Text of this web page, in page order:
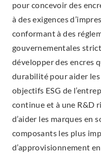
pour concevoir des
à des exigences
conformant à des
gouvernementales
développer des encres
durabilité pour aider
objectifs ESG de
continue et à une R&D
d’aider les marques en
composants les plus
d’approvisionnement